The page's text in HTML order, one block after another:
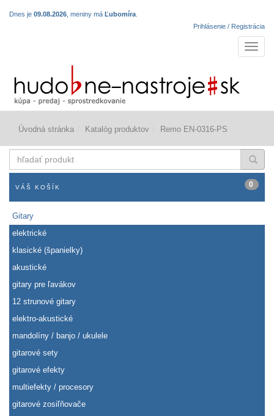
Dnes je 09.08.2026 , meniny má Ľubomíra
Prihlásenie / Registrácia
Úvodná stránka Katalóg produktov Remo EN-0316-PS
produkt
VÁŠ KOŠÍK 0
Gitary
elektrické
klasické (španielky)
akustické
gitary pre ľavákov
12 strunové gitary
elektro-akustické
mandolíny / banjo / ukulele
gitarové sety
gitarové efekty
multiefekty / procesory
gitarové zosiľňovače